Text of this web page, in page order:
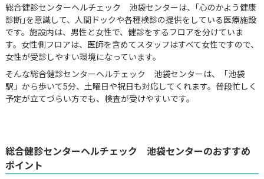
総合健診センターヘルチェック 池袋センターは、｢心のかよう健康
診断｣を意識して、人間ドックや各種検診の提供をしている医療施設
です。施設内は、男性と女性で、健診をするフロアを分けていま
す。女性側フロアは、医師を含めてスタッフはすべて女性ですので、
女性が受診しやすい環境になっています。
そんな総合健診センターヘルチェック 池袋センターは、「池袋
駅」から歩いて5分、土曜日や祝日も対応してくれます。普段忙しく
予定が立てづらい方でも、検査が受けやすいです。
総合健診センターヘルチェック 池袋センターのおすすめ
ポイント